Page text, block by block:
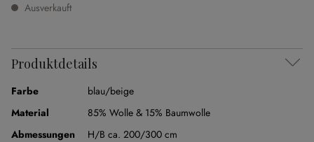
Ausverkauft
Produktdetails
Farbe
blau/beige
Material
85% Wolle & 15% Baumwolle
Abmessungen
H/B ca. 200/300 cm